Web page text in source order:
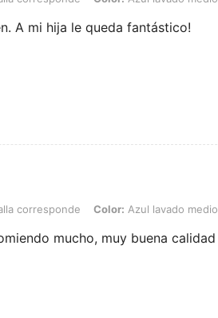
A mi hija le queda fantástico!
Color: Azul lavado medio, Talla: 5Y
corresponde Color: Azul lavado medio
mucho, muy buena calidad